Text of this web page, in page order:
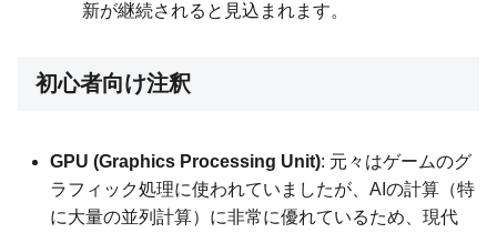
新が継続されると見込まれます。
初心者向け注釈
GPU (Graphics Processing Unit): 元々はゲームのグ
ラフィック処理に使われていましたが、AIの計算（特
に大量の並列計算）に非常に優れているため、現代